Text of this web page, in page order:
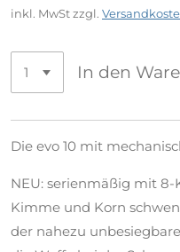
inkl. MwSt zzgl.
In den
Die evo 10 mit
NEU: serienmäßig mit
Kimme und Korn
der nahezu